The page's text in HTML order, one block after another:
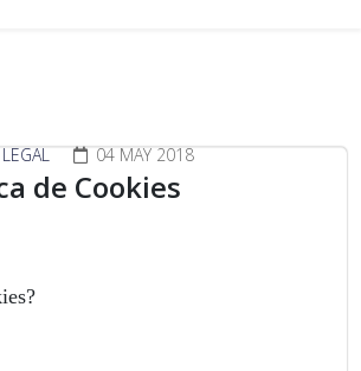
04 MAY 2018
de Cookies